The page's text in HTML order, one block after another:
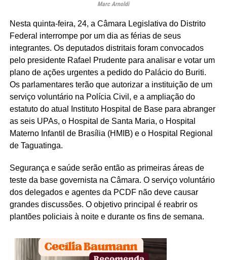
Marc Arnoldi
Nesta quinta-feira, 24, a Câmara Legislativa do Distrito
Federal interrompe por um dia as férias de seus
integrantes. Os deputados distritais foram convocados
pelo presidente Rafael Prudente para analisar e votar um
plano de ações urgentes a pedido do Palácio do Buriti.
Os parlamentares terão que autorizar a instituição de um
serviço voluntário na Polícia Civil, e a ampliação do
estatuto do atual Instituto Hospital de Base para abranger
as seis UPAs, o Hospital de Santa Maria, o Hospital
Materno Infantil de Brasília (HMIB) e o Hospital Regional
de Taguatinga.
Segurança e saúde serão então as primeiras áreas de
teste da base governista na Câmara. O serviço voluntário
dos delegados e agentes da PCDF não deve causar
grandes discussões. O objetivo principal é reabrir os
plantões policiais à noite e durante os fins de semana.